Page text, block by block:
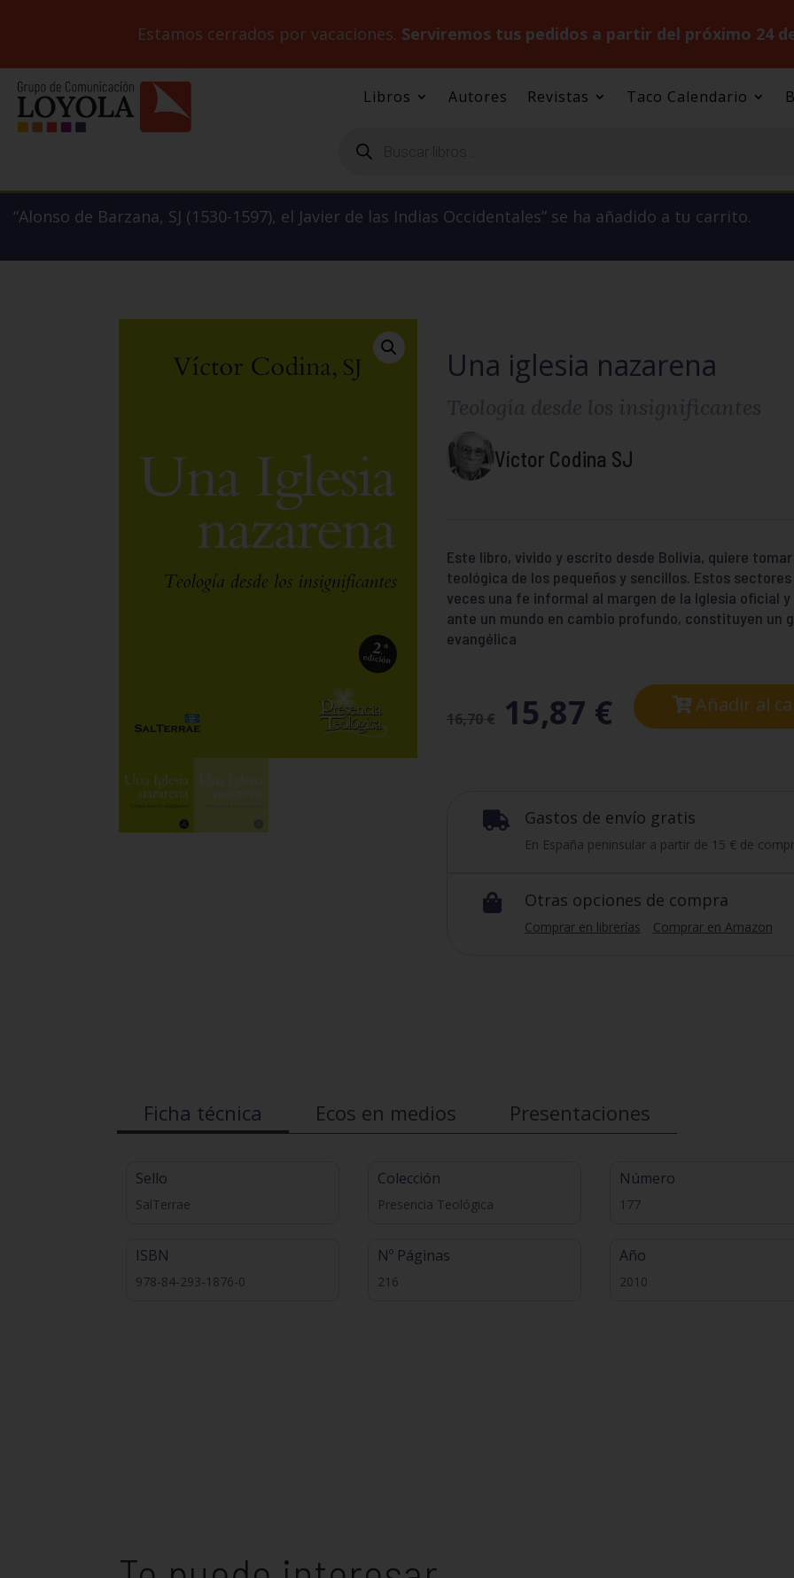
Estamos cerrados por vacaciones. Serviremos tus pedidos a partir del próximo 24
Libros Autores Revistas Taco Calendario
productos
“Alonso de Barzana, SJ (1530-1597), el Javier de las Indias Occidentales” se ha añadido a tu carrito.
Una iglesia nazarena
Víctor Codina SJ
Este libro, vivido y escrito desde Bolivia, quiere
teológica de los pequeños y sencillos. Estos
veces una fe informal al margen de la Iglesia oficial
ante un mundo en cambio profundo, constituyen un
evangélica
16,70€ 15,87 € Añadir al
 Gastos de envío gratis
En España peninsular a partir de 15 € de
 Otras opciones de compra
Comprar en librerías Comprar en Amazon
Ficha técnica Ecos en medios Presentaciones
Sello
SalTerrae
ISBN
978-84-293-1876-0
Colección
Presencia Teológica
Nº Páginas
216
Número
177
Año
2010